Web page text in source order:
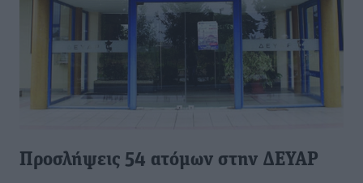
Προσλήψεις 54 ατόμων στην ΔΕΥΑΡ